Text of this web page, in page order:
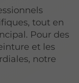
tout en
Pour des
et les
notre